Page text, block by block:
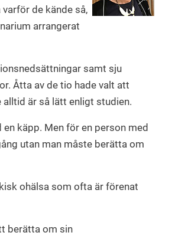
de kände så,
arrangerat
samt sju
Åtta av de tio hade valt att
är så lätt enligt studien.
käpp. Men för en person med
utan man måste berätta om
ohälsa som ofta är förenat
berätta om sin